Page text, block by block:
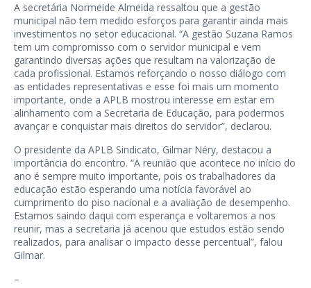
A secretária Normeide Almeida ressaltou que a gestão
municipal não tem medido esforços para garantir ainda mais
investimentos no setor educacional. “A gestão Suzana Ramos
tem um compromisso com o servidor municipal e vem
garantindo diversas ações que resultam na valorização de
cada profissional. Estamos reforçando o nosso diálogo com
as entidades representativas e esse foi mais um momento
importante, onde a APLB mostrou interesse em estar em
alinhamento com a Secretaria de Educação, para podermos
avançar e conquistar mais direitos do servidor”, declarou.
O presidente da APLB Sindicato, Gilmar Néry, destacou a
importância do encontro. “A reunião que acontece no início do
ano é sempre muito importante, pois os trabalhadores da
educação estão esperando uma notícia favorável ao
cumprimento do piso nacional e a avaliação de desempenho.
Estamos saindo daqui com esperança e voltaremos a nos
reunir, mas a secretaria já acenou que estudos estão sendo
realizados, para analisar o impacto desse percentual”, falou
Gilmar.
–